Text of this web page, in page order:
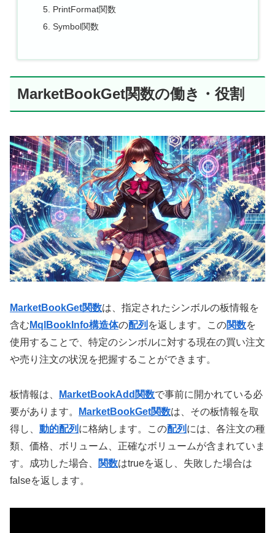
PrintFormat関数
Symbol関数
MarketBookGet関数の働き・役割
MarketBookGet関数は、指定されたシンボルの板情報を
含む MqlBookInfo構造体の配列 を返します。この関数を
使用することで、特定のシンボルに対する現在の買い注文
や売り注文の状況を把握することができます。
板情報は、 MarketBookAdd関数で事前に開かれている必
要があります。
MarketBookGet関数は、その板情報を取
得し、 動的配列 に格納します。この配列 には、各注文の種
類、価格、ボリューム、正確なボリュームが含まれていま
す。成功した場合、
関数はtrueを返し、失敗した場合は
falseを返します。